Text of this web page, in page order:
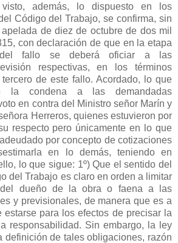
visto, además, lo dispuesto en los
Código del Trabajo, se confirma, sin
de diez de octubre de dos mil
con declaración de que en la etapa
del fallo se deberá oficiar a las
respectivas, en los términos
de este fallo. Acordado, lo que
la condena a las demandadas
en contra del Ministro señor Marín y
Herreros, quienes estuvieron por
respecto pero únicamente en lo que
por concepto de cotizaciones
en lo demás, teniendo en
lo que sigue: 1º) Que el sentido del
del Trabajo es claro en orden a limitar
del dueño de la obra o faena a las
y previsionales, de manera que es a
para los efectos de precisar la
responsabilidad. Sin embargo, la ley
definición de tales obligaciones, razón